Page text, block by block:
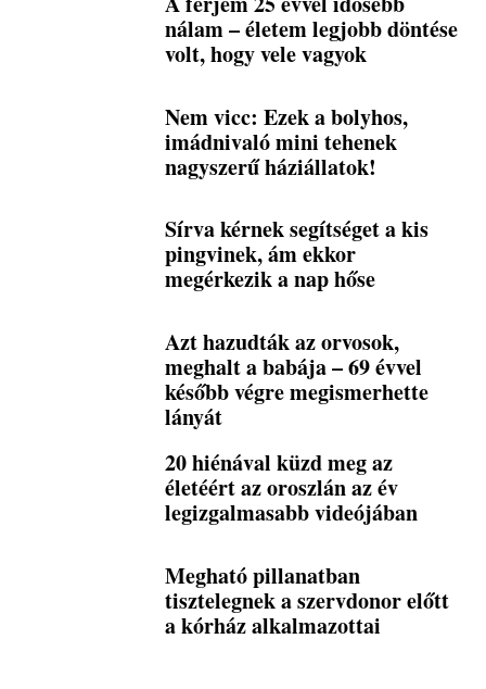
nálam – életem legjobb döntése
volt, hogy vele vagyok
Nem vicc: Ezek a bolyhos,
imádnivaló mini tehenek
nagyszerű háziállatok!
Sírva kérnek segítséget a kis
pingvinek, ám ekkor
megérkezik a nap hőse
Azt hazudták az orvosok,
meghalt a babája – 69 évvel
később végre megismerhette
lányát
20 hiénával küzd meg az
életéért az oroszlán az év
legizgalmasabb videójában
Megható pillanatban
tisztelegnek a szervdonor előtt
a kórház alkalmazottai